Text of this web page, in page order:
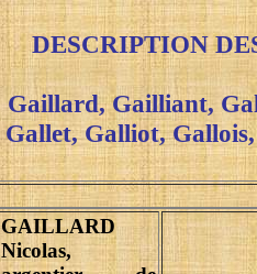
DESCRIPTION
Gaillard, Gailliant,
Gallet, Galliot,
GAILLARD
Nicolas,